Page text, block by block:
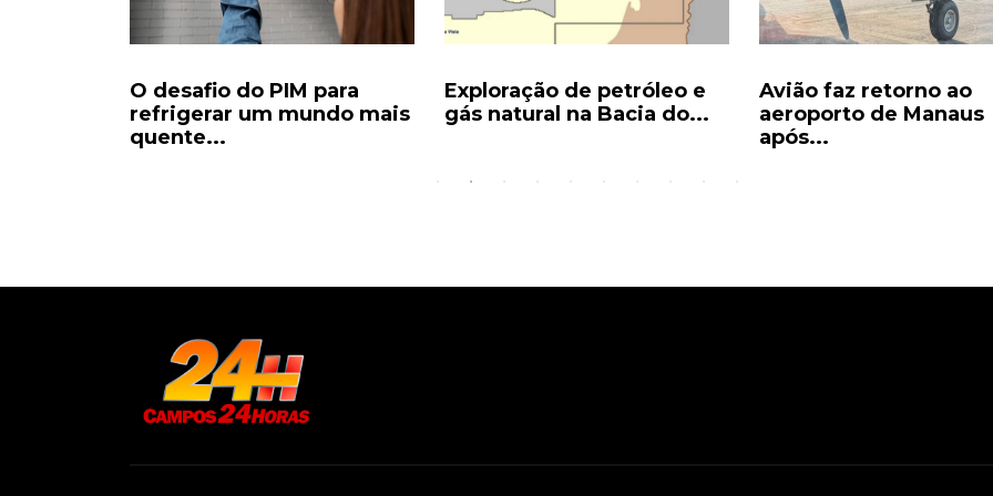
O desafio do PIM para
refrigerar um mundo mais
quente...
Exploração de petróleo e
gás natural na Bacia do...
Avião faz retorno ao
aeroporto de Manaus
após...